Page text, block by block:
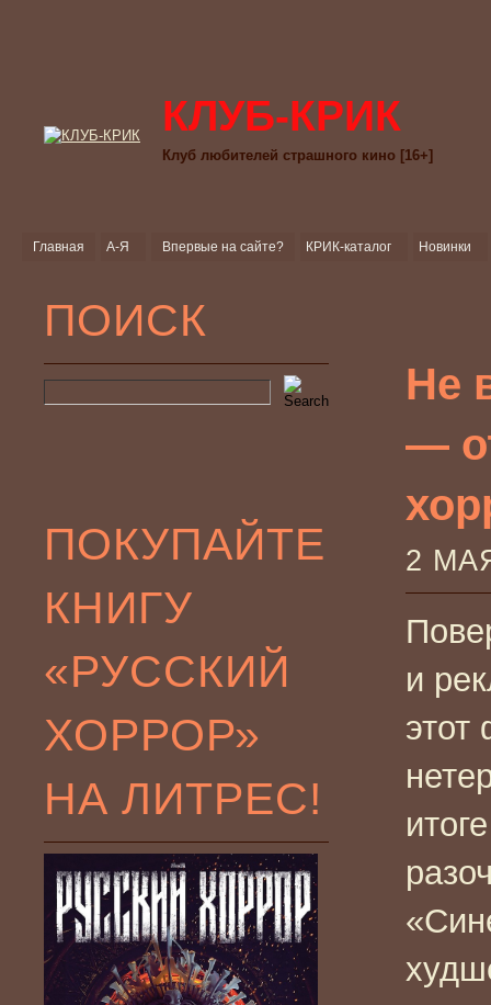
КЛУБ-КРИК
Клуб любителей страшного кино [16+]
Главная А-Я Впервые на сайте? КРИК-каталог Новинки
ПОИСК
ПОКУПАЙТЕ
КНИГУ
«РУССКИЙ
ХОРРОР»
НА ЛИТРЕС!
Не
—
2
и
этот